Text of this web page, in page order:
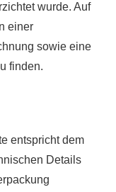
wurde. Auf
einer
sowie eine
finden.
entspricht dem
Details